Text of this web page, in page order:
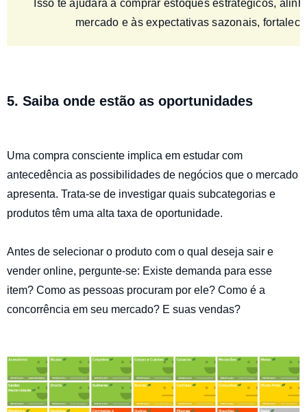
Isso te ajudará a comprar estoques estratégicos,
mercado e às expectativas sazonais,
5. Saiba onde estão as oportunidades
Uma compra consciente implica em estudar com
antecedência as possibilidades de negócios que o mercado
apresenta. Trata-se de investigar quais subcategorias e
produtos têm uma alta taxa de oportunidade.
Antes de selecionar o produto com o qual deseja sair e
vender online, pergunte-se: Existe demanda para esse
item? Como as pessoas procuram por ele? Como é a
concorrência em seu mercado? E suas vendas?